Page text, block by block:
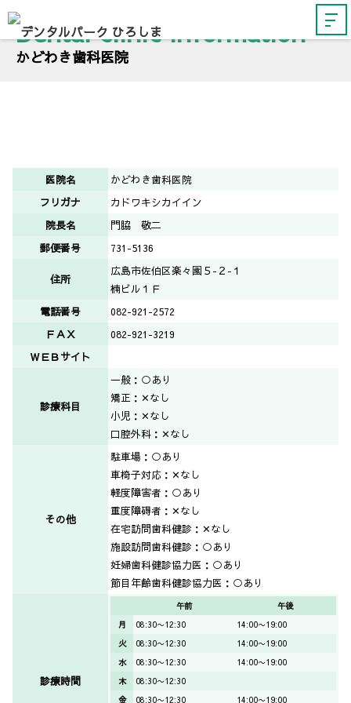
Dental clinic information
かどわき歯科医院
医院名
かどわき歯科医院
フリガナ
カドワキシカイイン
院長名
門脇 敬二
郵便番号
731-5136
住所
広島市佐伯区楽々園５-２-１
楠ビル１Ｆ
電話番号
082-921-2572
ＦＡＸ
082-921-3219
ＷＥＢサイト
診療科目
一般：○あり
矯正：✕なし
小児：✕なし
口腔外科：✕なし
その他
駐車場：○あり
車椅子対応：✕なし
軽度障害者：○あり
重度障碍者：✕なし
在宅訪問歯科健診：✕なし
施設訪問歯科健診：○あり
妊婦歯科健診協力医：○あり
節目年齢歯科健診協力医：○あり
診療時間
午前
午後
月
08:30〜12:30
14:00〜19:00
火
08:30〜12:30
14:00〜19:00
水
08:30〜12:30
14:00〜19:00
木
08:30〜12:30
金
08:30〜12:30
14:00〜19:00